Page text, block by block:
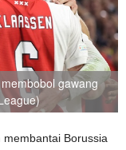
gawang
membantai Borussia